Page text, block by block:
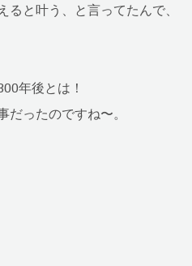
と叶う、と言ってたんで、
年後とは！
ったのですね〜。